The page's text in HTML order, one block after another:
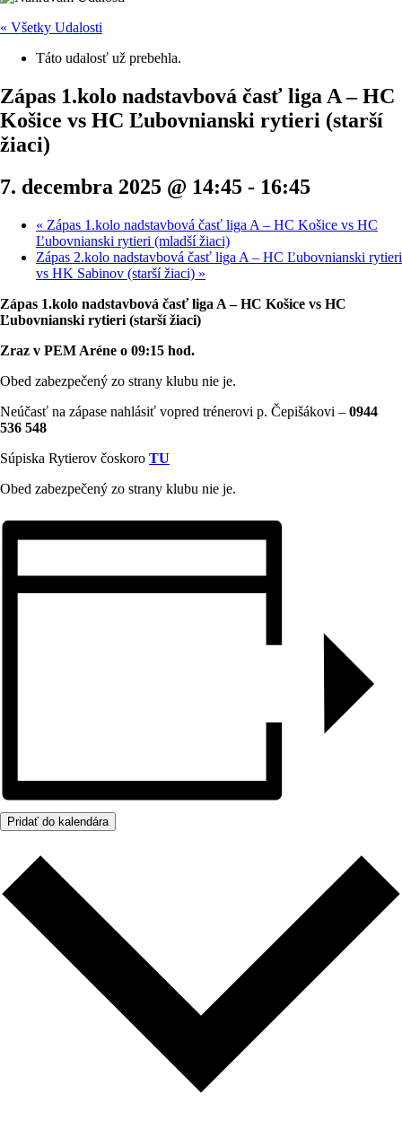
« Všetky Udalosti
Táto udalosť už prebehla.
Zápas 1.kolo nadstavbová časť liga A – HC
Košice vs HC Ľubovnianski rytieri (starší
žiaci)
7. decembra 2025 @ 14:45 - 16:45
« Zápas 1.kolo nadstavbová časť liga A – HC Košice vs HC
Ľubovnianski rytieri (mladší žiaci)
Zápas 2.kolo nadstavbová časť liga A – HC Ľubovnianski rytieri
vs HK Sabinov (starší žiaci) »
Zápas 1.kolo nadstavbová časť liga A – HC Košice vs HC
Ľubovnianski rytieri (starší žiaci)
Zraz v PEM Aréne o 09:15 hod.
Obed zabezpečený zo strany klubu nie je.
Neúčasť na zápase nahlásiť vopred trénerovi p. Čepišákovi – 0944
536 548
Súpiska Rytierov čoskoro TU
Obed zabezpečený zo strany klubu nie je.
Pridať do kalendára